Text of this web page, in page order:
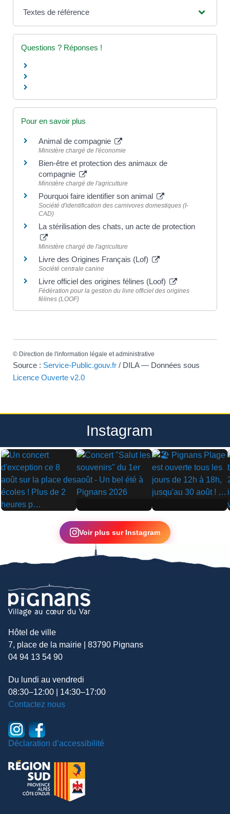
Textes de référence
Questions ? Réponses !
Pour en savoir plus
Animal de compagnie
Ministère chargé de l'économie
Bien-être et protection des animaux de
compagnie
Ministère chargé de l'agriculture
Pourquoi faire identifier son animal
Société d'identification des carnivores domestiques (I-
CAD)
La stérilisation des chats, un acte de protection
Ministère chargé de l'agriculture
Livre des Origines Français (Lof)
Société centrale canine
Livre officiel des origines félines (Loof)
Fédération pour la gestion du livre officiel des origines
félines (LOOF)
© Direction de l'information légale et administrative
Source : Service-Public.gouv.fr / DILA — Données sous
Licence Ouverte v2.0
Instagram
▶
▶ ▶
Voir plus sur Instagram
Hôtel de ville
7, place de la mairie | 83790 Pignans
04 94 13 54 90
Du lundi au vendredi
08:30–12:00 | 14:30–17:00
Contactez nous
Déclaration d’accessibilité